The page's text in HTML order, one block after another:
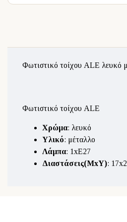
Φωτιστικό τοίχου ALE λευκό
Φωτιστικό τοίχου ALE
Χρώμα: λευκό
Υλικό: μέταλλο
Λάμπα: 1xE27
Διαστάσεις(ΜxΥ):